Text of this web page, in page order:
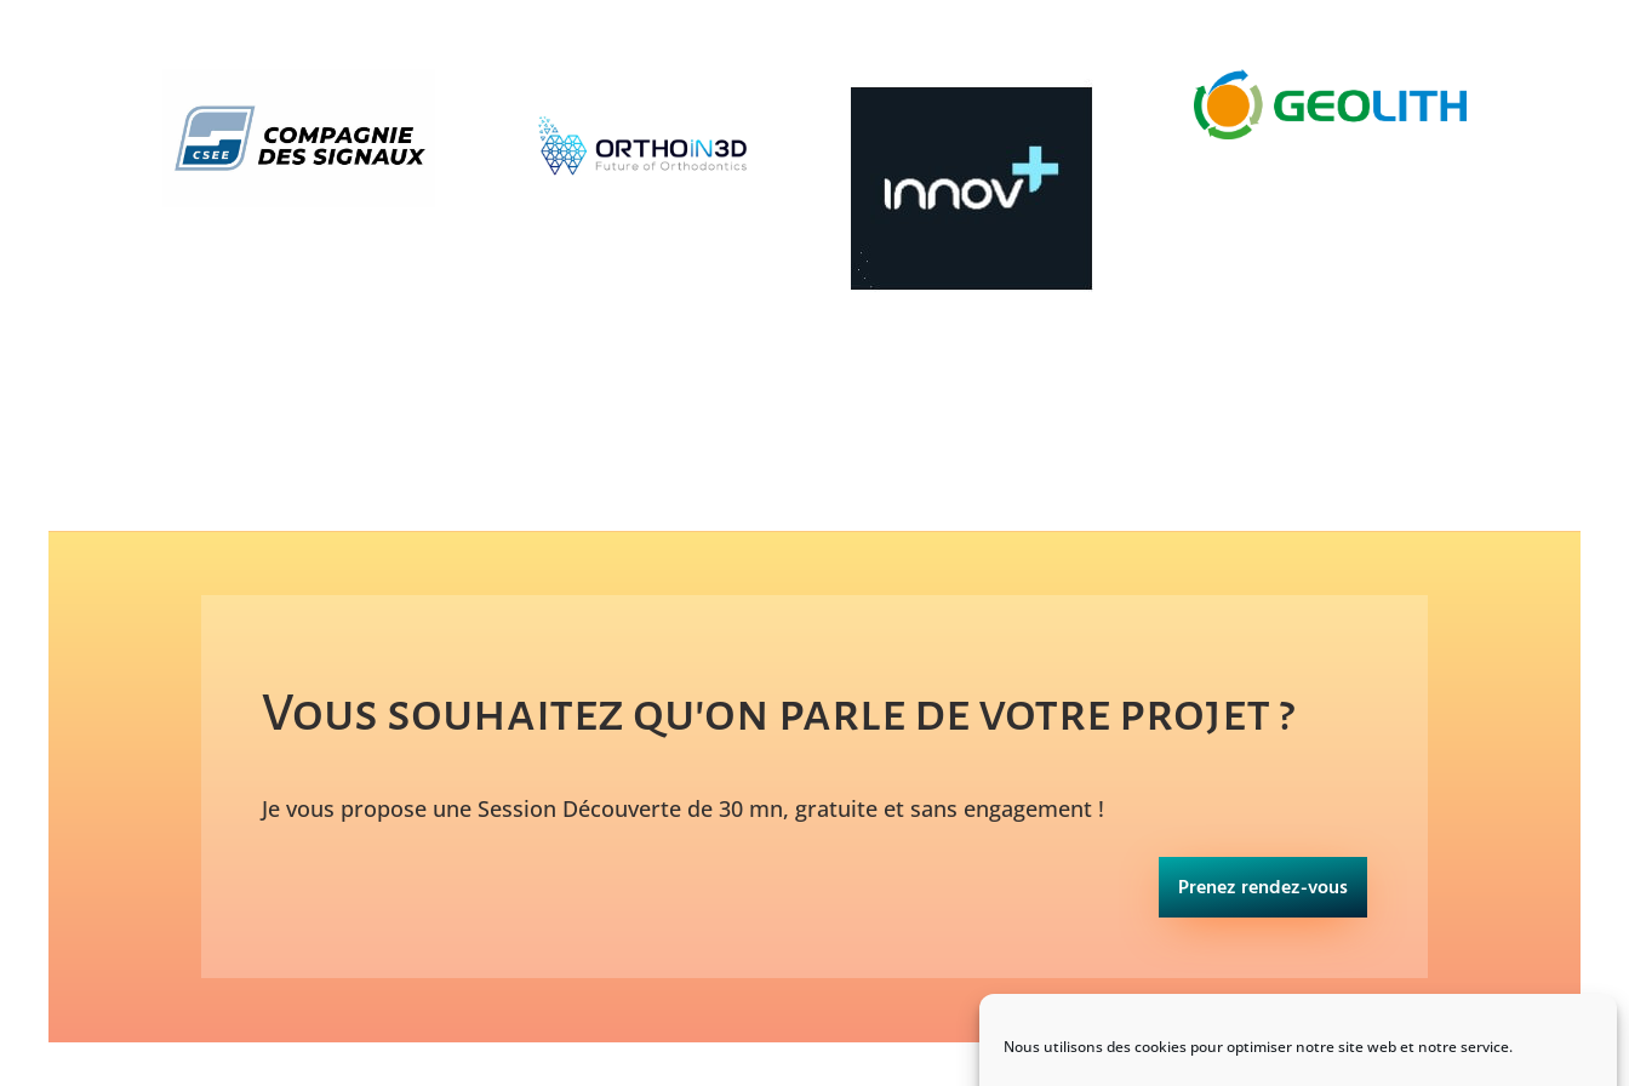
Nous utilisons des cookies pour optimiser notre site web et notre service.
Vous souhaitez qu'on parle de votre projet ?
Je vous propose une Session Découverte de 30 mn, gratuite et sans engagement !
Prenez rendez-vous